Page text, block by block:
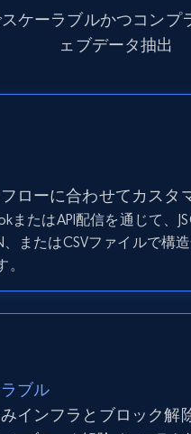
1.3K+ 無料ト
listing
by custom filters -
status
State, HomeStatus,
ケーラブルかつコンプ
ェブデータ抽出
ローに合わせてカスタ
またはAPI配信を通じて、
、またはCSVファイルで構
ブル
インフラとブロック解